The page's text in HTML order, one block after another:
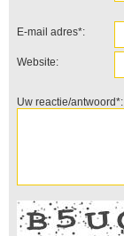
E-mail adres*:
Website:
Uw reactie/antwoord*: